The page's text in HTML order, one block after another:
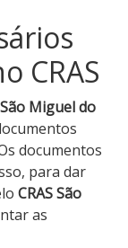
CRAS
Miguel do
documentos
para dar
CRAS São
as